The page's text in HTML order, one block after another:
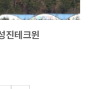
진테크윈